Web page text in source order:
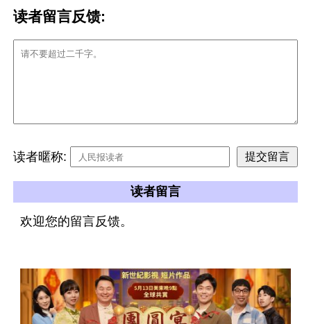
读者留言反馈:
读者暱称:
读者留言
欢迎您的留言反馈。